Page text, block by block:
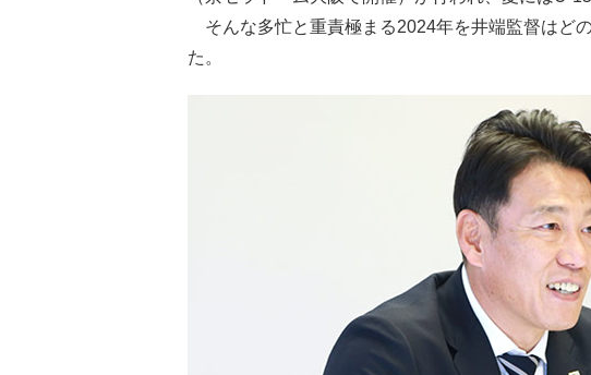
そんな多忙と重責極まる2024年を井端監督はど
た。